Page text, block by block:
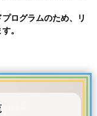
ログラムのため、リ
。